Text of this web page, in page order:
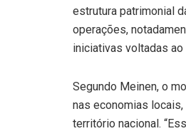
estrutura patrimonial
operações,
iniciativas voltadas
Segundo Meinen, o
nas economias
território nacional.